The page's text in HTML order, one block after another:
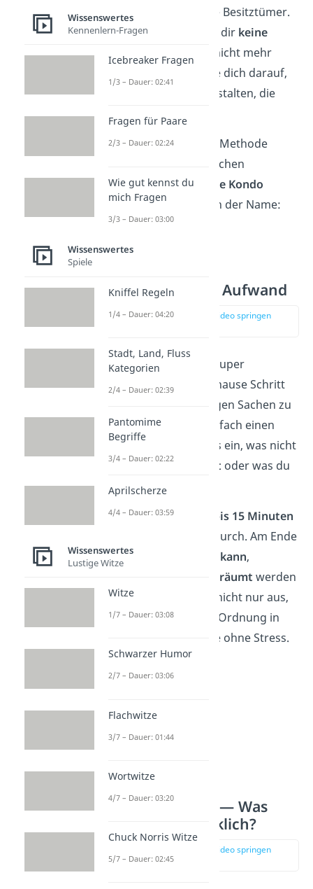
Kategorie
durch deine Besitztümer.
Sortiere alles aus, was dir keine
Freude
bereitet oder nicht mehr
nützlich ist. Fokussiere dich darauf,
eine Umgebung zu gestalten, die
glücklich
Schon gewusst:
Diese Methode
wurde von der japanischen
Aufräumexpertin Marie Kondo
entwickelt. Daher auch der Name:
KonMari.
Ausmisten ohne Aufwand
zur Stelle im Video springen
DieKorbmethode
ist super
praktisch, um dein Zuhause Schritt
für Schritt von unnötigen Sachen zu
befreien. Nimm dir einfach einen
Korb und sammel alles ein, was nicht
an seinenPlatz gehört oder was du
nicht mehr brauchst
Gönn dir jeden Tag
5 bis 15 Minuten
und geh einen Raum durch. Am Ende
überlegst du, was
wegkann,
umgeräumt werden
muss. So sortierst du nicht nur aus,
sondern bringst auch Ordnung in
dein Zuhause — ganze ohne Stress.
Kartonmethode — Was
brauchst du wirklich?
zur Stelle im Video springen
(03:11)
Wissenswertes
Kennenlern-Fragen
Icebreaker Fragen
1/3 – Dauer: 02:41
Fragen für Paare
2/3 – Dauer: 02:24
Wie gut kennst du
mich Fragen
3/3 – Dauer: 03:00
Wissenswertes
Spiele
Kniffel Regeln
1/4 – Dauer: 04:20
Stadt, Land, Fluss
Kategorien
2/4 – Dauer: 02:39
Pantomime
Begriffe
3/4 – Dauer: 02:22
Aprilscherze
4/4 – Dauer: 03:59
Wissenswertes
Lustige Witze
Witze
1/7 – Dauer: 03:08
Schwarzer Humor
2/7 – Dauer: 03:06
Flachwitze
3/7 – Dauer: 01:44
Wortwitze
4/7 – Dauer: 03:20
Chuck Norris Witze
5/7 – Dauer: 02:45